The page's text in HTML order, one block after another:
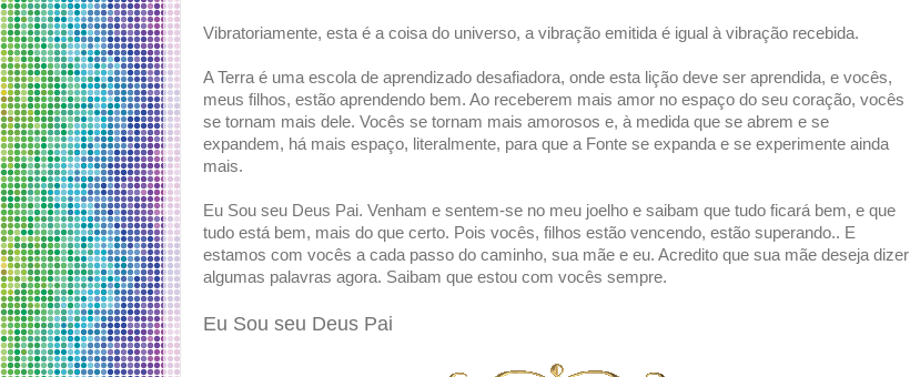
Vibratoriamente, esta é a coisa do universo, a vibração emitida é igual à vibração recebida.
A Terra é uma escola de aprendizado desafiadora, onde esta lição deve ser aprendida, e vocês,
meus filhos, estão aprendendo bem. Ao receberem mais amor no espaço do seu coração, vocês
se tornam mais dele. Vocês se tornam mais amorosos e, à medida que se abrem e se
expandem, há mais espaço, literalmente, para que a Fonte se expanda e se experimente ainda
mais.
Eu Sou seu Deus Pai. Venham e sentem-se no meu joelho e saibam que tudo ficará bem, e que
tudo está bem, mais do que certo. Pois vocês, filhos estão vencendo, estão superando.. E
estamos com vocês a cada passo do caminho, sua mãe e eu. Acredito que sua mãe deseja dizer
algumas palavras agora. Saibam que estou com vocês sempre.
Eu Sou seu Deus Pai